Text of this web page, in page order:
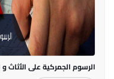
الرسوم الجمركية على الأثاث